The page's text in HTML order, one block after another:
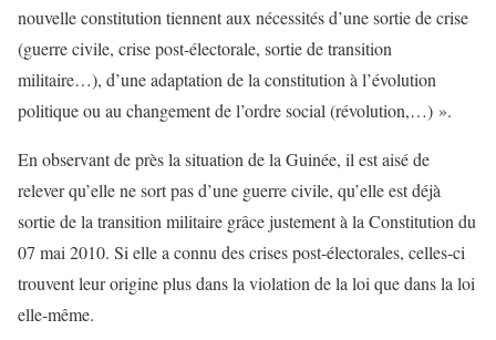
nouvelle constitution tiennent aux nécessités d’une sortie de crise
(guerre civile, crise post-électorale, sortie de transition
militaire…), d’une adaptation de la constitution à l’évolution
politique ou au changement de l’ordre social (révolution,…) ».
En observant de près la situation de la Guinée, il est aisé de
relever qu’elle ne sort pas d’une guerre civile, qu’elle est déjà
sortie de la transition militaire grâce justement à la Constitution du
07 mai 2010. Si elle a connu des crises post-électorales, celles-ci
trouvent leur origine plus dans la violation de la loi que dans la loi
elle-même.